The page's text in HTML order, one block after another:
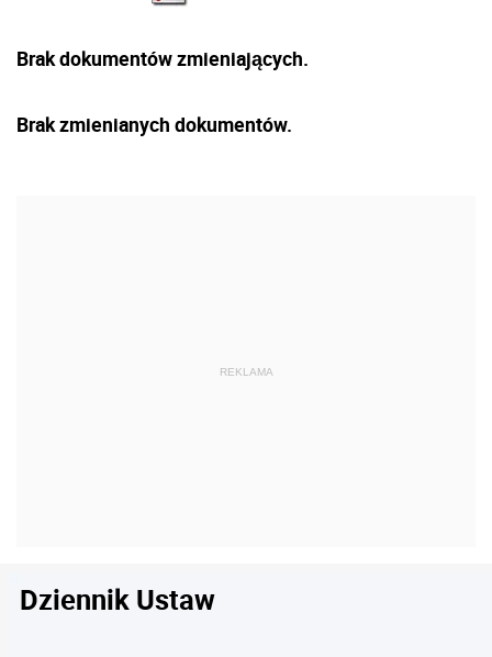
Brak dokumentów zmieniających.
Brak zmienianych dokumentów.
Dziennik Ustaw